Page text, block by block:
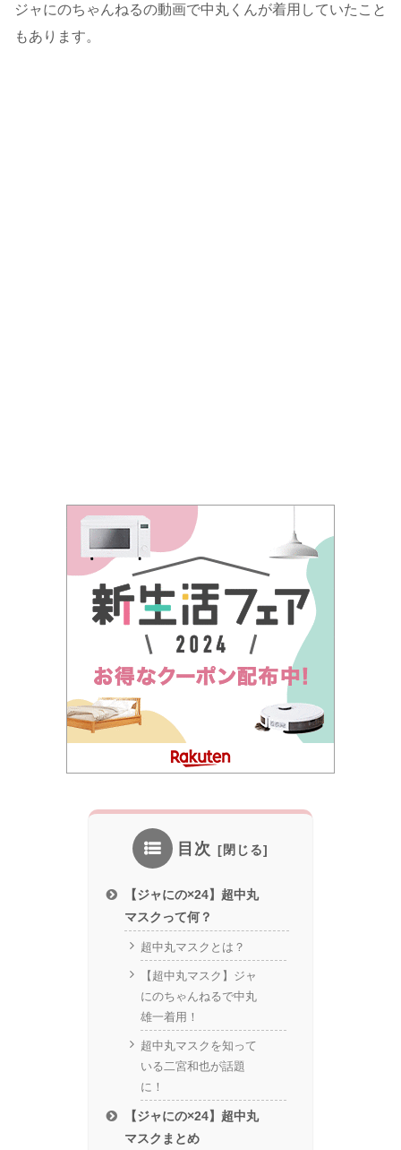
ジャにのちゃんねるの動画で中丸くんが着用していたこと
もあります。
目次
【ジャにの×24】超中丸
マスクって何？
超中丸マスクとは？
【超中丸マスク】ジャ
にのちゃんねるで中丸
雄一着用！
超中丸マスクを知って
いる二宮和也が話題
に！
【ジャにの×24】超中丸
マスクまとめ